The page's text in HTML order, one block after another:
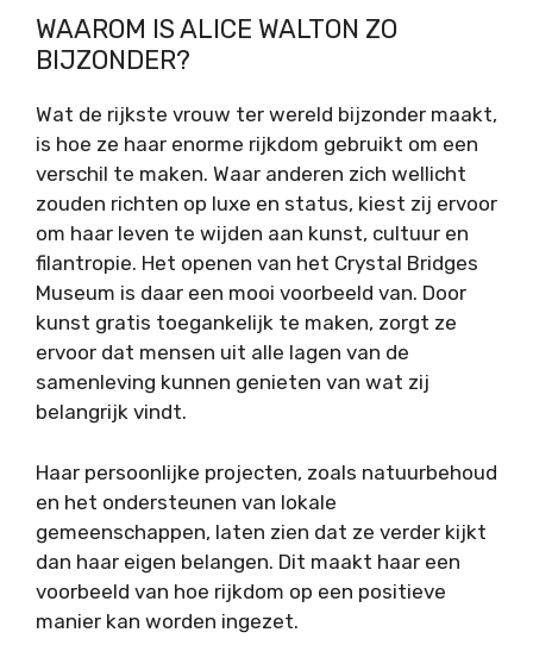
WAAROM IS ALICE WALTON ZO
BIJZONDER?
Wat de rijkste vrouw ter wereld bijzonder maakt,
is hoe ze haar enorme rijkdom gebruikt om een
verschil te maken. Waar anderen zich wellicht
zouden richten op luxe en status, kiest zij ervoor
om haar leven te wijden aan kunst, cultuur en
filantropie. Het openen van het Crystal Bridges
Museum is daar een mooi voorbeeld van. Door
kunst gratis toegankelijk te maken, zorgt ze
ervoor dat mensen uit alle lagen van de
samenleving kunnen genieten van wat zij
belangrijk vindt.
Haar persoonlijke projecten, zoals natuurbehoud
en het ondersteunen van lokale
gemeenschappen, laten zien dat ze verder kijkt
dan haar eigen belangen. Dit maakt haar een
voorbeeld van hoe rijkdom op een positieve
manier kan worden ingezet.